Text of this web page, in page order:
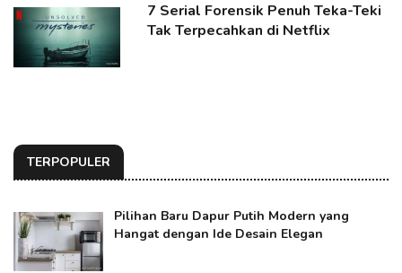
7 Serial Forensik Penuh Teka-Teki
Tak Terpecahkan di Netflix
TERPOPULER
Pilihan Baru Dapur Putih Modern yang
Hangat dengan Ide Desain Elegan